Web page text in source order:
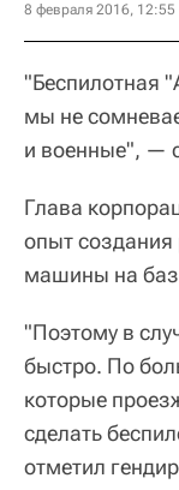
8 февраля 2016, 12:55
"Беспилотная
мы не
и военные", —
Глава
опыт
машины на
"Поэтому в
быстро. По
которые
сделать
отметил